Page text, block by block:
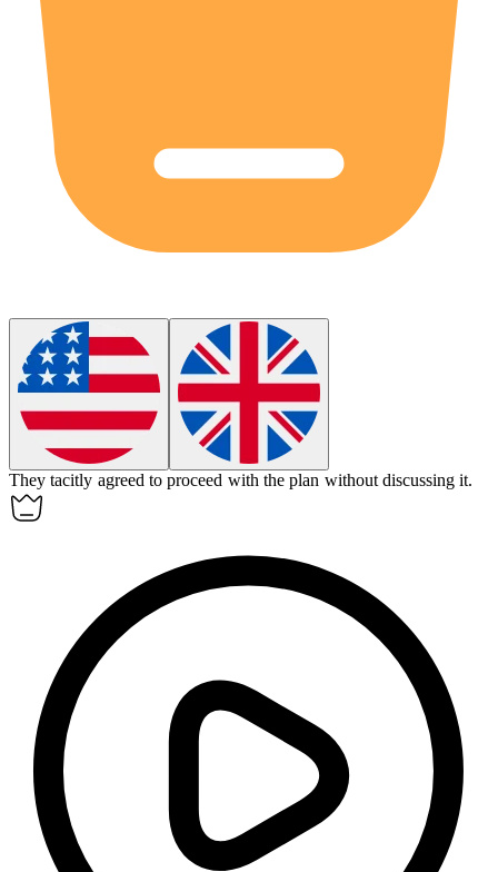
Theytacitly agreed to proceed with the plan without discussing it.